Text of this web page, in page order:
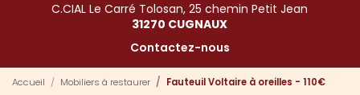
C.CIAL Le Carré Tolosan, 25 chemin Petit Jean
31270 CUGNAUX
Contactez-nous
Accueil Mobiliers à restaurer Fauteuil Voltaire à oreilles - 110€